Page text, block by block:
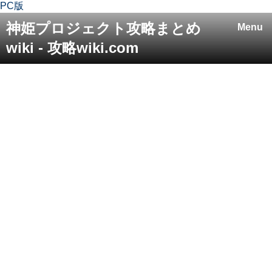
PC版
Menu
神姫プロジェクト攻略まとめ
wiki - 攻略wiki.com